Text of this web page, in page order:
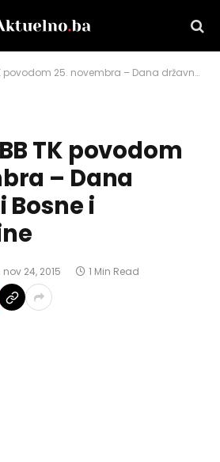
25. novembra – Dana državnosti Bosne i Hercegovine
TK povodom
– Dana
i
nov 24, 2015 1 Min Read